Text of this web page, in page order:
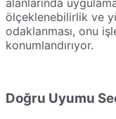
ölçeklenebilirlik ve
odaklanması, onu
konumlandırıyor.
Doğru Uyumu